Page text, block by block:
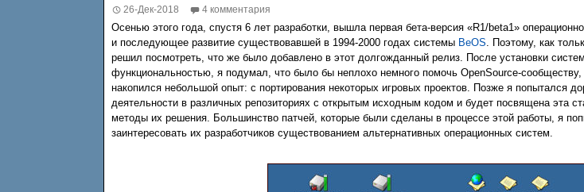
26-Дек-2018 4 комментария
Осенью этого года, спустя 6 лет разработки, вышла первая бета-версия «R1/beta1»
и последующее развитие существовавшей в 1994-2000 годах системы BeOS. Поэтому, как
решил посмотреть, что же было добавлено в этот долгожданный релиз. После установки
функциональностью, я подумал, что было бы неплохо немного помочь OpenSource-
накопился небольшой опыт: с портирования некоторых игровых проектов. Позже я
деятельности в различных репозиториях с открытым исходным кодом и будет посвящена эта
методы их решения. Большинство патчей, которые были сделаны в процессе этой работы, я
заинтересовать их разработчиков существованием альтернативных операционных систем.